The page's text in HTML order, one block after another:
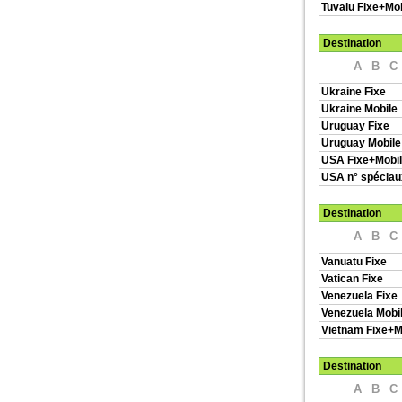
Tuvalu
Destination
A B C
Ukraine Fixe
Ukraine Mobile
Uruguay Fixe
Uruguay Mobile
USA
USA n°
Destination
A B C
Vanuatu Fixe
Vatican Fixe
Venezuela Fixe
Venezuela
Vietnam
Destination
A B C